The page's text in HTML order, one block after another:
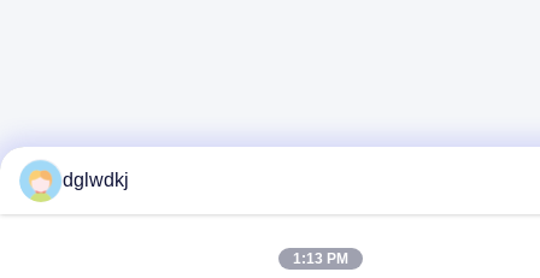
dglwdkj
1:13 PM